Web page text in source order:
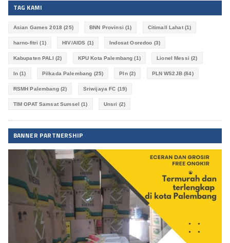
TAG KAMI
Asian Games 2018 (25) BNN Provinsi (1) Citimall Lahat(1)
harno-fitri (1) HIV/AIDS (1) Indosat Ooredoo (3)
Kabupaten PALI (2) KPU Kota Palembang (1) Lionel Messi (2)
ln (1) Pilkada Palembang (25) Pln(2) PLN WS2JB(84)
RSMH Palembang(2) Sriwijaya FC (19)
TIM OPAT Samsat Sumsel (1) Unsri (2)
BANNER PARTNERSHIP